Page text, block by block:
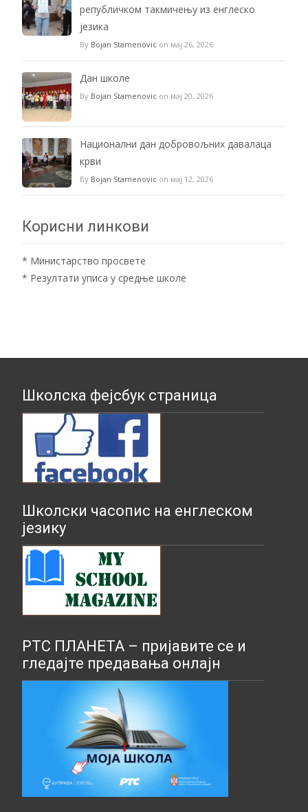
републичком такмичењу из енглеско
језика
By Bojan Stamenovic on мај 26, 2026
Дан школе
By Bojan Stamenovic on мај 20, 2026
Национални дан добровољних давалаца
крви
By Bojan Stamenovic on мај 12, 2026
Корисни линкови
* Министарство просвете
* Резултати уписа у средње школе
Школска фејсбук страница
Школски часопис на енглеском
језику
РТС ПЛАНЕТА – пријавите се и
гледајте предавања онлајн